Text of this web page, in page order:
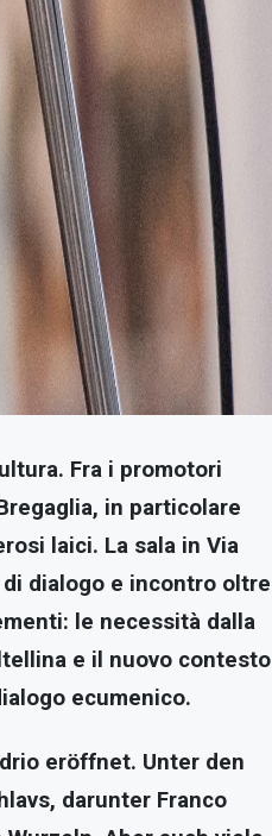
Fra i promotori
in particolare
laici. La sala in Via
dialogo e incontro oltre
le necessità dalla
e il nuovo contesto
ecumenico.
eröffnet. Unter den
darunter Franco